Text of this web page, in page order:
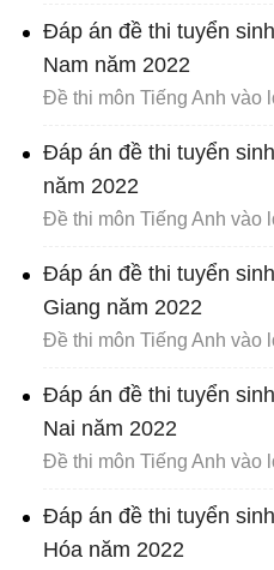
Đáp án đề thi tuyển
Nam năm 2022
Đề thi môn Tiếng Anh vào
Đáp án đề thi tuyển
năm 2022
Đề thi môn Tiếng Anh vào
Đáp án đề thi tuyển
Giang năm 2022
Đề thi môn Tiếng Anh vào
Đáp án đề thi tuyển
Nai năm 2022
Đề thi môn Tiếng Anh vào
Đáp án đề thi tuyển
Hóa năm 2022